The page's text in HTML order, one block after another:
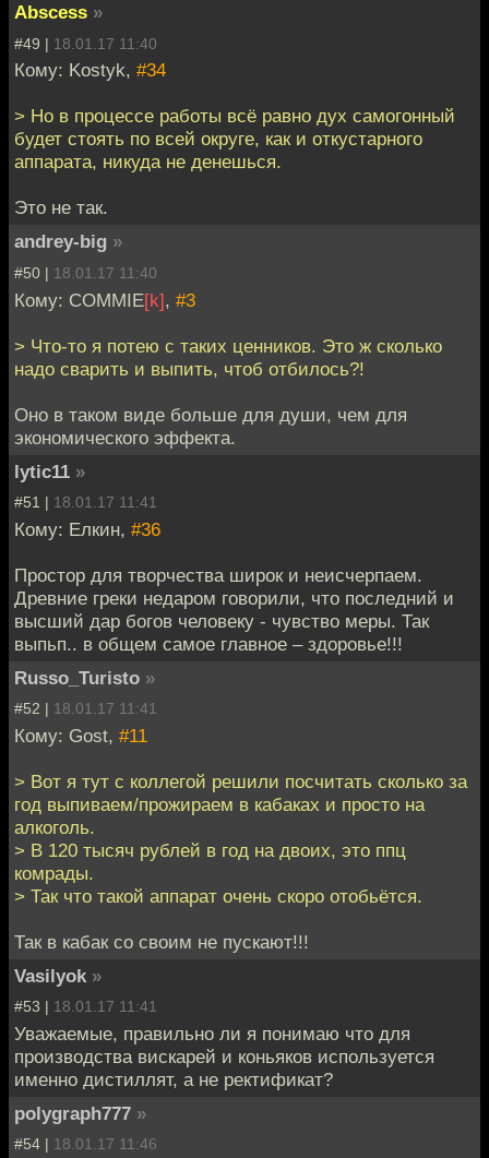
Abscess »
#49 | 18.01.17 11:40
Кому: Kostyk, #34
> Но в процессе работы всё равно дух самогонный
будет стоять по всей округе, как и откустарного
аппарата, никуда не денешься.
Это не так.
andrey-big »
#50 | 18.01.17 11:40
Кому: COMMIE[k], #3
> Что-то я потею с таких ценников. Это ж сколько
надо сварить и выпить, чтоб отбилось?!
Оно в таком виде больше для души, чем для
экономического эффекта.
lytic11 »
#51 | 18.01.17 11:41
Кому: Елкин, #36
Простор для творчества широк и неисчерпаем.
Древние греки недаром говорили, что последний и
высший дар богов человеку - чувство меры. Так
выпьп.. в общем самое главное – здоровье!!!
Russo_Turisto »
#52 | 18.01.17 11:41
Кому: Gost, #11
> Вот я тут с коллегой решили посчитать сколько за
год выпиваем/прожираем в кабаках и просто на
алкоголь.
> В 120 тысяч рублей в год на двоих, это ппц
комрады.
> Так что такой аппарат очень скоро отобьётся.
Так в кабак со своим не пускают!!!
Vasilyok »
#53 | 18.01.17 11:41
Уважаемые, правильно ли я понимаю что для
производства вискарей и коньяков используется
именно дистиллят, а не ректификат?
polygraph777 »
#54 | 18.01.17 11:46